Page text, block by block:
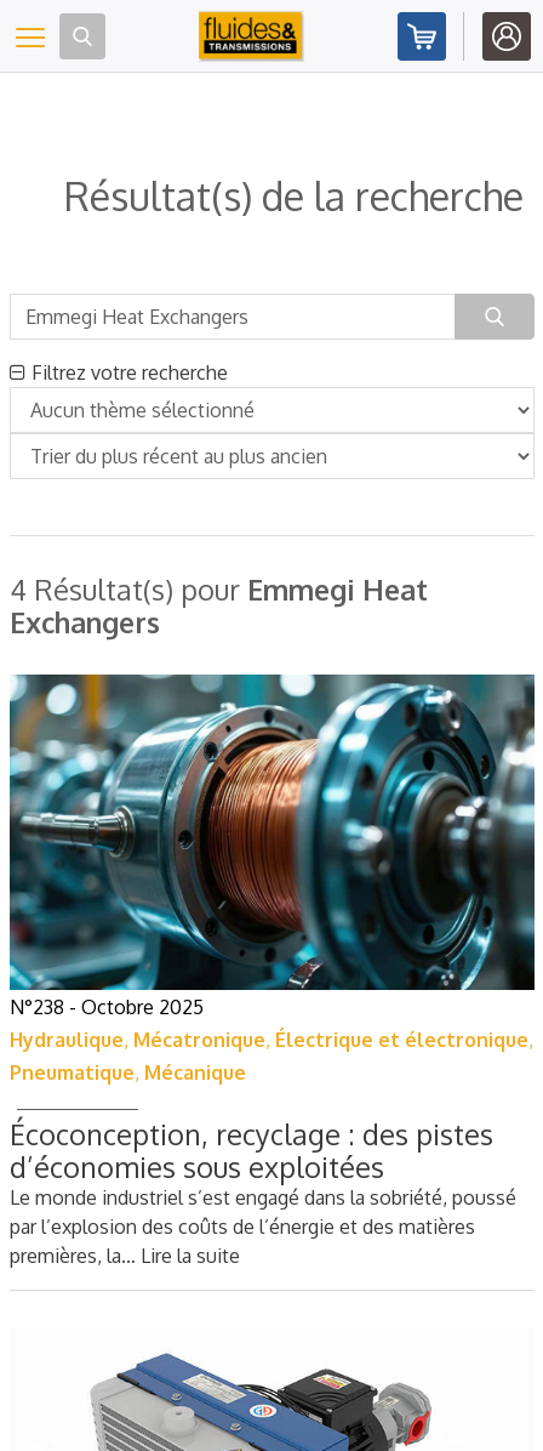
Toggle navigation
Résultat(s) de la recherche
Filtrez votre recherche
4 Résultat(s) pour Emmegi Heat
Exchangers
N°238 - Octobre 2025
Hydraulique, Mécatronique, Électrique et électronique,
Pneumatique, Mécanique
Écoconception, recyclage : des pistes
d’économies sous exploitées
Le monde industriel s’est engagé dans la sobriété, poussé
par l’explosion des coûts de l’énergie et des matières
premières, la… Lire la suite
Panneau de gestion des cookies